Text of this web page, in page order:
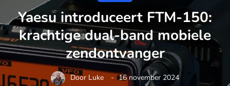
Yaesu introduceert FTM-150:
krachtige dual-band mobiele
zendontvanger
Door Luke 16 november 2024